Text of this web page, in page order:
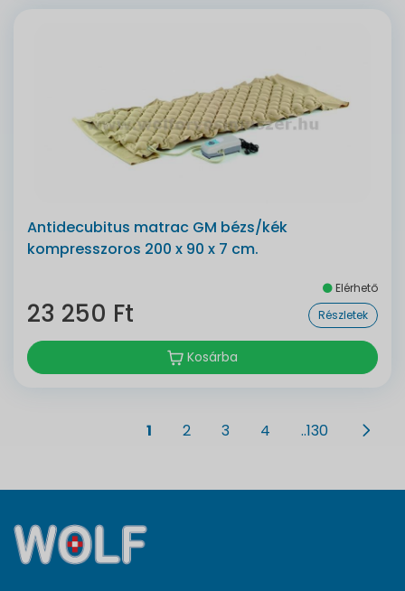
Antidecubitus matrac GM bézs/kék
kompresszoros 200 x 90 x 7 cm.
Elérhető
23 250 Ft Részletek
Kosárba
1 2 3 4 ..130